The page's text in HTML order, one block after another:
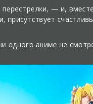
— и,
присутствует
одного аниме не